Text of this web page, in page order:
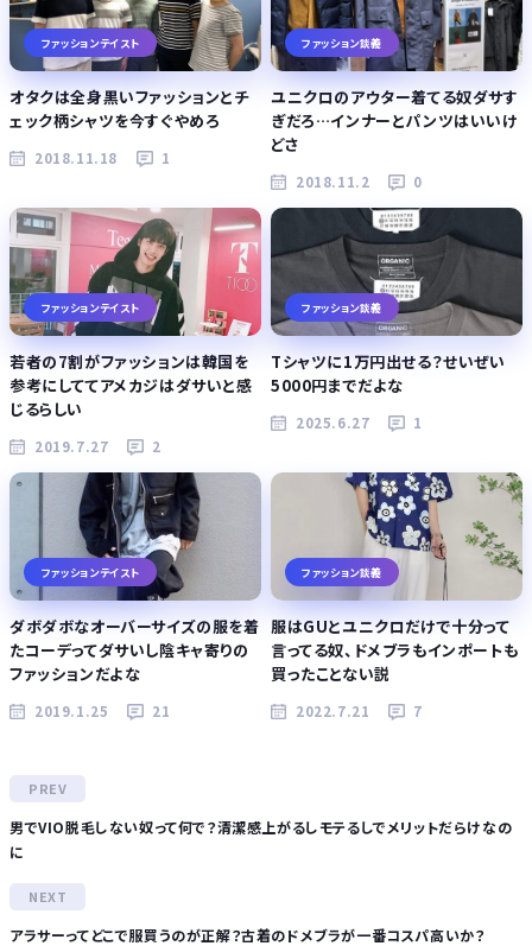
ファッションテイスト
オタクは全身黒いファッションとチ
ェック柄シャツを今すぐやめろ
2018.11.18 1
ファッション談義
ユニクロのアウター着てる奴ダサす
ぎだろ…インナーとパンツはいいけ
どさ
2018.11.2 0
ファッションテイスト
若者の7割がファッションは韓国を
参考にしててアメカジはダサいと感
じるらしい
2019.7.27 2
ファッション談義
Tシャツに1万円出せる？せいぜい
5000円までだよな
2025.6.27 1
ファッションテイスト
ダボダボなオーバーサイズの服を着
たコーデってダサいし陰キャ寄りの
ファッションだよな
2019.1.25 21
ファッション談義
服はGUとユニクロだけで十分って
言ってる奴、ドメブラもインポートも
買ったことない説
2022.7.21 7
男でVIO脱毛しない奴って何で？清潔感上がるしモテるしでメリットだらけなの
に
アラサーってどこで服買うのが正解？古着のドメブラが一番コスパ高いか？